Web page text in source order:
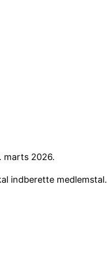
marts 2026.
indberette medlemstal.